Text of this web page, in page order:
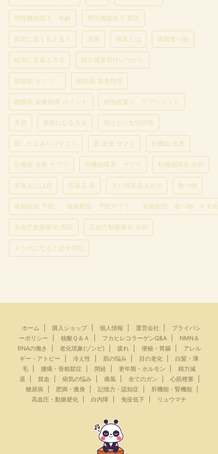
男性機能低下 年齢 男性機能低下 原因
異常に若く見える人 痛風 痛風とは 痛風食べ物
確実に若返る方法 精力減退男性いつから
糖尿病 サプリ、 糖尿病 栄養指導
糖尿病 栄養指導 ポイント 細胞若返り サプリメント
美肌 美肌になる方法 老けない女性特徴
肌 たるみハリサプリ 肌 老化 サプリ 肝機能 改善
肝機能 改善 サプリ 肝機能障害 サプリ 肝機能障害 症状
若返るには顔 若返る 薬 見た目若返る方法 食べ物
骨粗鬆症 予防、 骨粗鬆症 予防サプリ、 骨粗鬆症 食べ物 すすめ
高血圧動脈硬化 原因 高血圧動脈硬化 症状
４０代になると必ず劣化
ホーム 購入ショップ 個人情報 運営会社
プライバシ
ーポリシー
核酸Ｑ＆Ａ フカヒレコラーゲンQ&A
NMN＆
RNAの働き
老化現象(ゾンビ) 疲れ 便秘・胃腸
アレル
ギー・アトピー
冷え性 肌の悩み 目の老化
白髪・薄
毛
腰痛・骨粗鬆症 閉経 更年期・ホルモン
精力減
退
貧血 病気の悩み 痛風 全てのガン
心筋梗塞
糖尿病
肥満・痩身 記憶力・認知症
肝機能・腎機能
高血圧・動脈硬化
白内障 免疫低下 リュウマチ